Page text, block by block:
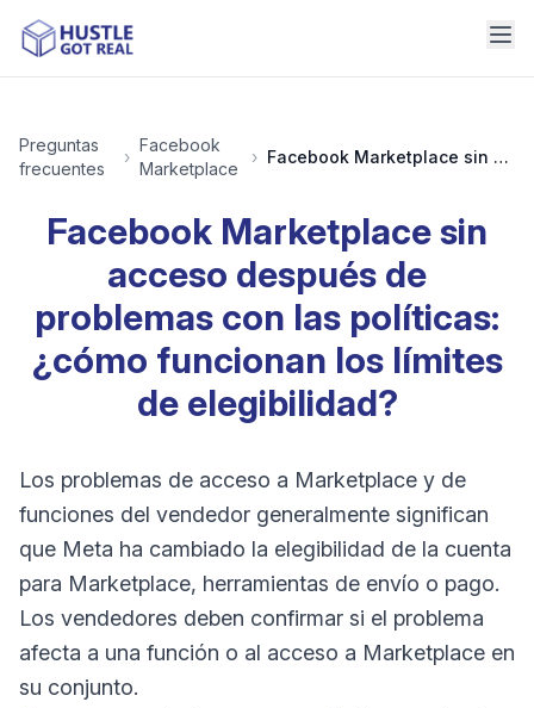
Preguntas
frecuentes
›
Facebook
Marketplace
› Facebook Marketplace sin acceso después de problemas con las políticas: ¿cómo funcionan los límites de elegibilidad?
Facebook Marketplace sin
acceso después de
problemas con las políticas:
¿cómo funcionan los límites
de elegibilidad?
Los problemas de acceso a Marketplace y de
funciones del vendedor generalmente significan
que Meta ha cambiado la elegibilidad de la cuenta
para Marketplace, herramientas de envío o pago.
Los vendedores deben confirmar si el problema
afecta a una función o al acceso a Marketplace en
su conjunto.